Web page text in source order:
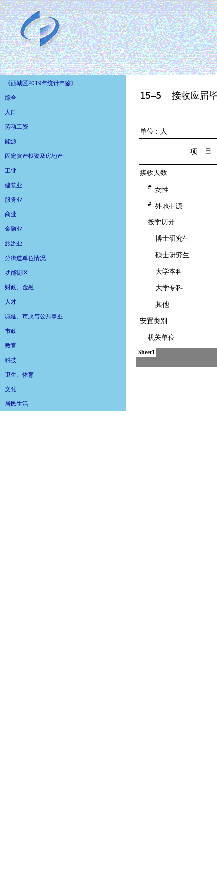
《西城区2019年统计年鉴》
综合
人口
劳动工资
能源
固定资产投资及房地产
工业
建筑业
服务业
商业
金融业
旅游业
分街道单位情况
功能街区
财政、金融
人才
城建、市政与公共事业
市政
教育
科技
卫生、体育
文化
居民生活